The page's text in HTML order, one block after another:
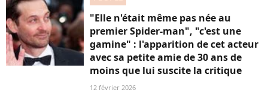
"Elle n'était même pas née au
premier Spider-man", "c'est une
gamine" : l'apparition de cet acteur
avec sa petite amie de 30 ans de
moins que lui suscite la critique
12 février 2026